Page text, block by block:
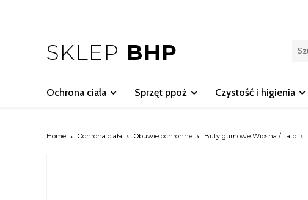
SKLEP BHP
Ochrona ciała Sprzęt ppoż Czystość i higienia
Home Ochrona ciała Obuwie ochronne Buty gumowe Wiosna / Lato